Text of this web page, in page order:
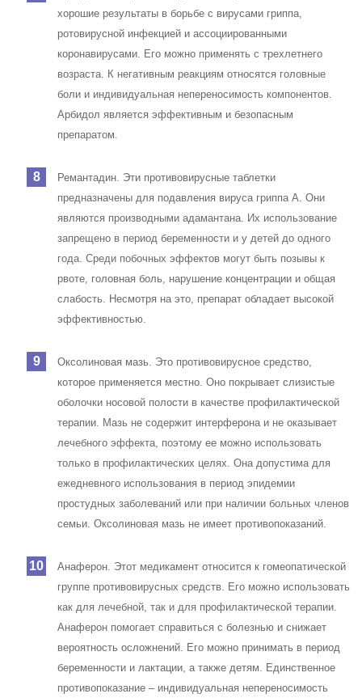
хорошие результаты в борьбе с вирусами гриппа,
ротовирусной инфекцией и ассоциированными
коронавирусами. Его можно применять с трехлетнего
возраста. К негативным реакциям относятся головные
боли и индивидуальная непереносимость компонентов.
Арбидол является эффективным и безопасным
препаратом.
Ремантадин. Эти противовирусные таблетки
предназначены для подавления вируса гриппа А. Они
являются производными адамантана. Их использование
запрещено в период беременности и у детей до одного
года. Среди побочных эффектов могут быть позывы к
рвоте, головная боль, нарушение концентрации и общая
слабость. Несмотря на это, препарат обладает высокой
эффективностью.
Оксолиновая мазь. Это противовирусное средство,
которое применяется местно. Оно покрывает слизистые
оболочки носовой полости в качестве профилактической
терапии. Мазь не содержит интерферона и не оказывает
лечебного эффекта, поэтому ее можно использовать
только в профилактических целях. Она допустима для
ежедневного использования в период эпидемии
простудных заболеваний или при наличии больных членов
семьи. Оксолиновая мазь не имеет противопоказаний.
Анаферон. Этот медикамент относится к гомеопатической
группе противовирусных средств. Его можно использовать
как для лечебной, так и для профилактической терапии.
Анаферон помогает справиться с болезнью и снижает
вероятность осложнений. Его можно принимать в период
беременности и лактации, а также детям. Единственное
противопоказание – индивидуальная непереносимость